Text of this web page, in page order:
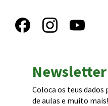
Newsletter
Coloca os teus dados
de aulas e muito mais!